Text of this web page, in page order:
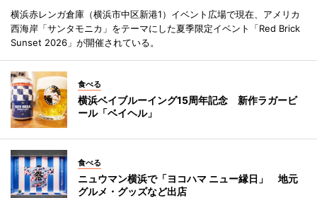
横浜赤レンガ倉庫（横浜市中区新港1）イベント広場で現在、アメリカ
西海岸「サンタモニカ」をテーマにした夏季限定イベント「Red Brick
Sunset 2026」が開催されている。
食べる
横浜ベイブルーイング15周年記念 新作ラガービ
ール「ベイヘル」
食べる
ニュウマン横浜で「ヨコハマ ニュー縁日」 地元
グルメ・グッズなど出店